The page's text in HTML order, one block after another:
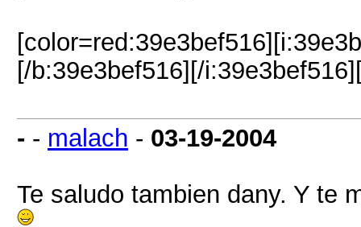
[/b:39e3bef516][/
- - malach - 03-19-2004
Te saludo tambien dany. Y te